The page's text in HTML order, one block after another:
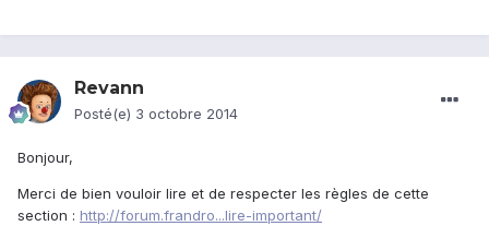
Revann
Posté(e) 3 octobre 2014
Bonjour,
Merci de bien vouloir lire et de respecter les règles de cette
section : http://forum.frandro...lire-important/